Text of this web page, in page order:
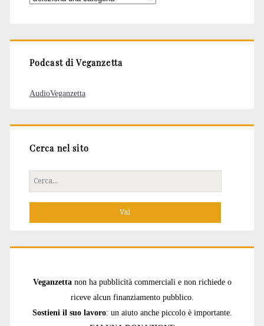
Podcast di Veganzetta
AudioVeganzetta
Cerca nel sito
Cerca
per:
Veganzetta non ha pubblicità commerciali e non richiede o
riceve alcun finanziamento pubblico.
Sostieni il suo lavoro: un aiuto anche piccolo è importante.